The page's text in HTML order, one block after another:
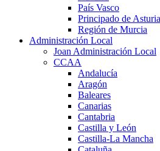
País Vasco
Principado de
Región de Murcia
Administración Local
Joan Administración Local
CCAA
Andalucía
Aragón
Baleares
Canarias
Cantabria
Castilla y León
Castilla-La Mancha